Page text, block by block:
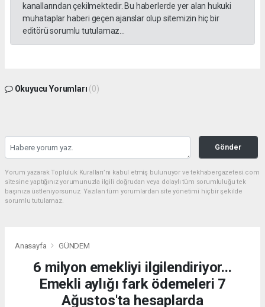
kanallarından çekilmektedir. Bu haberlerde yer alan hukuki
muhataplar haberi geçen ajanslar olup sitemizin hiç bir
editörü sorumlu tutulamaz...
Okuyucu Yorumları (0)
Gönder
Yorum yazarak Topluluk Kuralları’nı kabul etmiş bulunuyor ve tekhabergazetesi.com
sitesine yaptığınız yorumunuzla ilgili doğrudan veya dolaylı tüm sorumluluğu tek
başınıza üstleniyorsunuz. Yazılan tüm yorumlardan site yönetimi hiçbir şekilde
sorumlu tutulamaz.
Anasayfa GÜNDEM
6 milyon emekliyi ilgilendiriyor...
Emekli aylığı fark ödemeleri 7
Ağustos'ta hesaplarda